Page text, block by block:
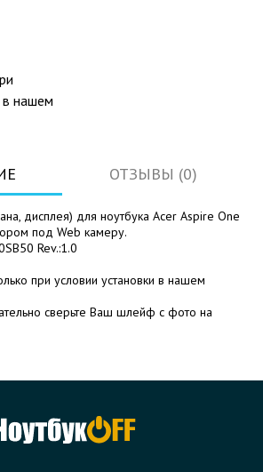
в нашем
ОТЗЫВЫ (0)
дисплея) для ноутбука Acer Aspire One
под Web камеру.
Rev.:1.0
при условии установки в нашем
сверьте Ваш шлейф с фото на